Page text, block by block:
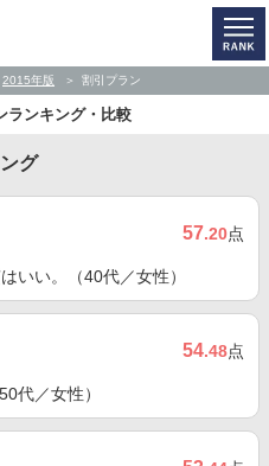
2015年版 割引プラン
ランキング・比較
グ
57.20点
いい。（40代／女性）
54.48点
代／女性）